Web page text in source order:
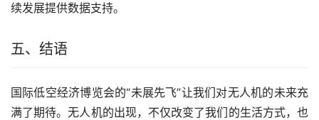
续发展提供数据支持。
五、结语
国际低空经济博览会的“未展先飞”让我们对无人机的未来充
满了期待。无人机的出现，不仅改变了我们的生活方式，也